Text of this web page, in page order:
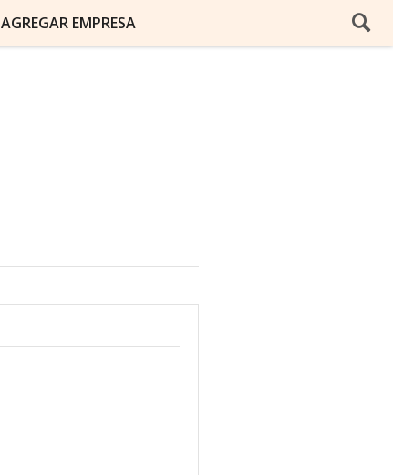
AGREGAR EMPRESA